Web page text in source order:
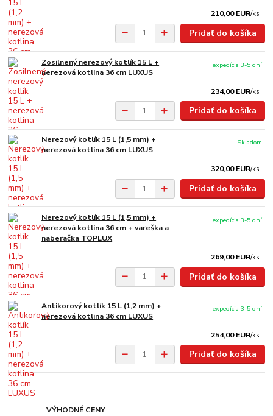
210,00 EUR/ks
Pridať do košíka
Zosilnený nerezový kotlík 15 L +
nerezová kotlina 36 cm LUXUS
234,00 EUR/ks
expedícia 3-5 dní
Pridať do košíka
Nerezový kotlík 15 L (1,5 mm) +
nerezová kotlina 36 cm LUXUS
320,00 EUR/ks
Skladom
Pridať do košíka
Nerezový kotlík 15 L (1,5 mm) +
nerezová kotlina 36 cm + vareška a
naberačka TOPLUX
269,00 EUR/ks
expedícia 3-5 dní
Pridať do košíka
Antikorový kotlík 15 L (1,2 mm) +
nerezová kotlina 36 cm LUXUS
254,00 EUR/ks
expedícia 3-5 dní
Pridať do košíka
VÝHODNÉ CENY